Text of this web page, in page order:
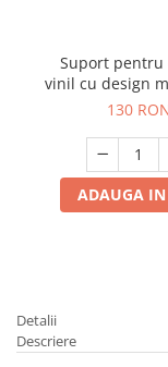
Suport pentru
vinil cu design
130
ADAUGA IN
Detalii
Descriere